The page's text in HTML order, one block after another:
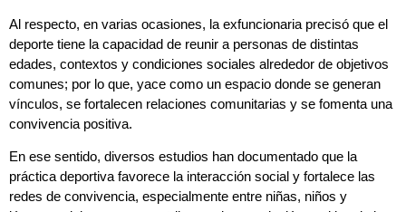
Al respecto, en varias ocasiones, la exfuncionaria precisó que el
deporte tiene la capacidad de reunir a personas de distintas
edades, contextos y condiciones sociales alrededor de objetivos
comunes; por lo que, yace como un espacio donde se generan
vínculos, se fortalecen relaciones comunitarias y se fomenta una
convivencia positiva.
En ese sentido, diversos estudios han documentado que la
práctica deportiva favorece la interacción social y fortalece las
redes de convivencia, especialmente entre niñas, niños y